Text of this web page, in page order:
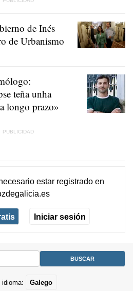
de Inés
de Urbanismo
teña unha
longo prazo»
estar registradoen
Iniciar sesión
idioma: Galego